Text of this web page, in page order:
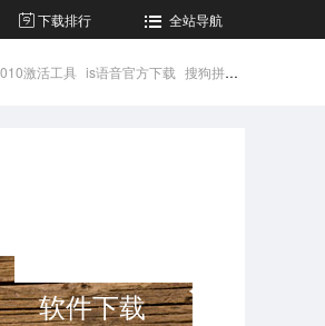
下载排行 全站导航
激活工具 is语音官方下载 搜狗拼音输入法
软件下载